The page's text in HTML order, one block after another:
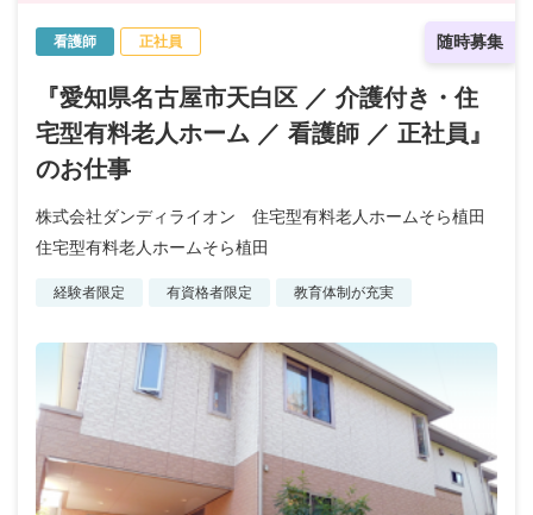
随時募集
看護師 正社員
『愛知県名古屋市天白区 ／ 介護付き・住
宅型有料老人ホーム ／ 看護師 ／ 正社員』
のお仕事
株式会社ダンディライオン 住宅型有料老人ホームそら植田
住宅型有料老人ホームそら植田
経験者限定 有資格者限定 教育体制が充実